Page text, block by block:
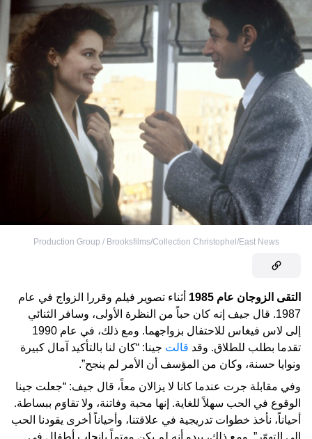
Production Group / Brooksfilms/Collection Christophel/East News
التقى الزوجان عام 1985
أثناء تصوير فيلم وقررا الزواج في عام
1987. قال جيف إنه كان حباً من النظرة الأولى، وسافر الثنائي
إلى لاس فيغاس للاحتفال بزواجهما. ومع ذلك، في عام 1990
تقدما بطلب للطلاق. وقد قالت جينا: “كان لنا بالتأكيد آمال كبيرة
ونوايا حسنة، وكان من المؤسف أن الأمر لم ينجح”.
وفي مقابلة جرت عندما كانا لا يزالان معاً، قال جيف: “جعلت جينا
الوقوع في الحب سهلاً للغاية. إنها محبة وفاتنة، ولا تقاوَم ببساطة.
أحياناً، نأخذ خطوات تدريجية في علاقتنا، وأحياناً أخرى يقودنا الحب
إلى التهوّر”. ومع ذلك، يبدو أنه لم يكن مهتماً بإنجاب أطفال في